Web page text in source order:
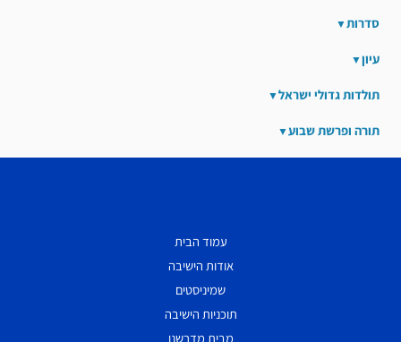
סדרות
עיון
תולדות גדולי ישראל
תורה ופרשת שבוע
עמוד הבית
אודות הישיבה
שמיניסטים
תוכניות הישיבה
מבית מדרשנו